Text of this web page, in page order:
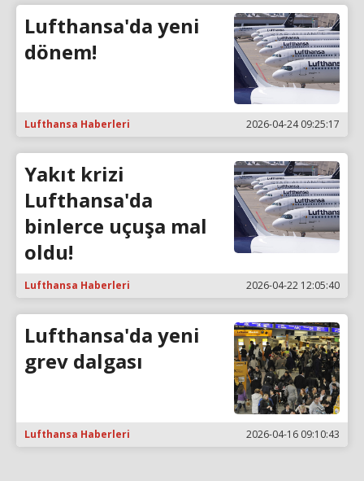
Lufthansa'da yeni
dönem!
Lufthansa Haberleri 2026-04-24 09:25:17
Yakıt krizi
Lufthansa'da
binlerce uçuşa mal
oldu!
Lufthansa Haberleri 2026-04-22 12:05:40
Lufthansa'da yeni
grev dalgası
Lufthansa Haberleri 2026-04-16 09:10:43